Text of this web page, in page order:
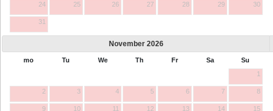
24 25 26 27 28 29 30
31
November 2026
mo Tu We Th Fr Sa
Su
1
2 3 4 5 6 7 8
9 10 11 12 13 14 15